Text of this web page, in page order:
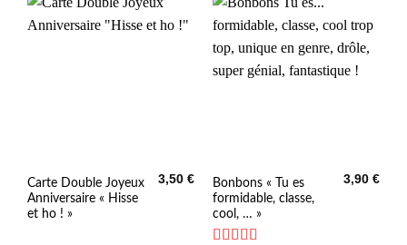
Carte Double Joyeux
Anniversaire « Hisse
et ho ! »
3,50€
Bonbons « Tu es
formidable, classe,
cool, … »
3,90€